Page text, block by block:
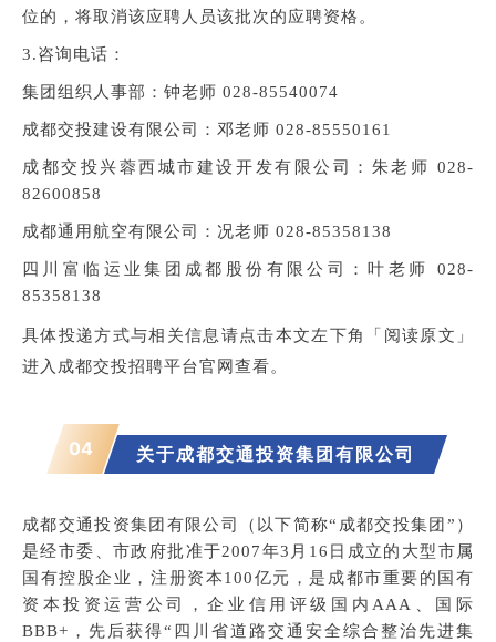
位的，将取消该应聘人员该批次的应聘资格。
3.咨询电话：
集团组织人事部：钟老师 028-85540074
成都交投建设有限公司：邓老师 028-85550161
成都交投兴蓉西城市建设开发有限公司：朱老师 028-
82600858
成都通用航空有限公司：况老师 028-85358138
四川富临运业集团成都股份有限公司：叶老师 028-
85358138
具体投递方式与相关信息请点击本文左下角「阅读原文」
进入 成都交投招聘平台官网 查看。
04 关于成都交通投资集团有限公司
成都交通投资集团有限公司（以下简称“成都交投集团”）
是经市委、市政府批准于2007年3月16日成立的大型市属
国有控股企业，注册资本100亿元，是成都市重要的国有
资本投资运营公司，企业信用评级国内AAA、国际
BBB+，先后获得“四川省道路交通安全综合整治先进集